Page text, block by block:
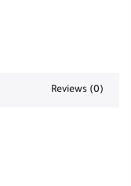
Reviews (0)